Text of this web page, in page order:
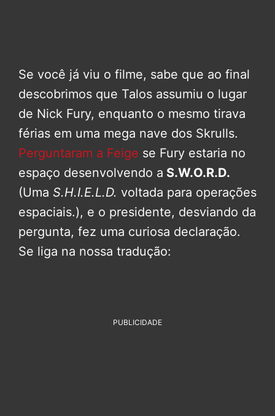
Se você já viu o filme, sabe que ao final
descobrimos que Talos assumiu o lugar
de Nick Fury, enquanto o mesmo tirava
férias em uma mega nave dos Skrulls.
Perguntaram a Feige se Fury estaria no
espaço desenvolvendo a S.W.O.R.D.
(Uma S.H.I.E.L.D. voltada para operações
espaciais.), e o presidente, desviando da
pergunta, fez uma curiosa declaração.
Se liga na nossa tradução:
PUBLICIDADE